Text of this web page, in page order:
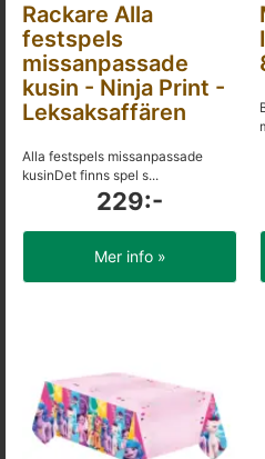
Rackare Alla
festspels
missanpassade
kusin - Ninja Print -
Leksaksaffären
Alla festspels missanpassade
kusinDet finns spel s...
229:-
Mer info »